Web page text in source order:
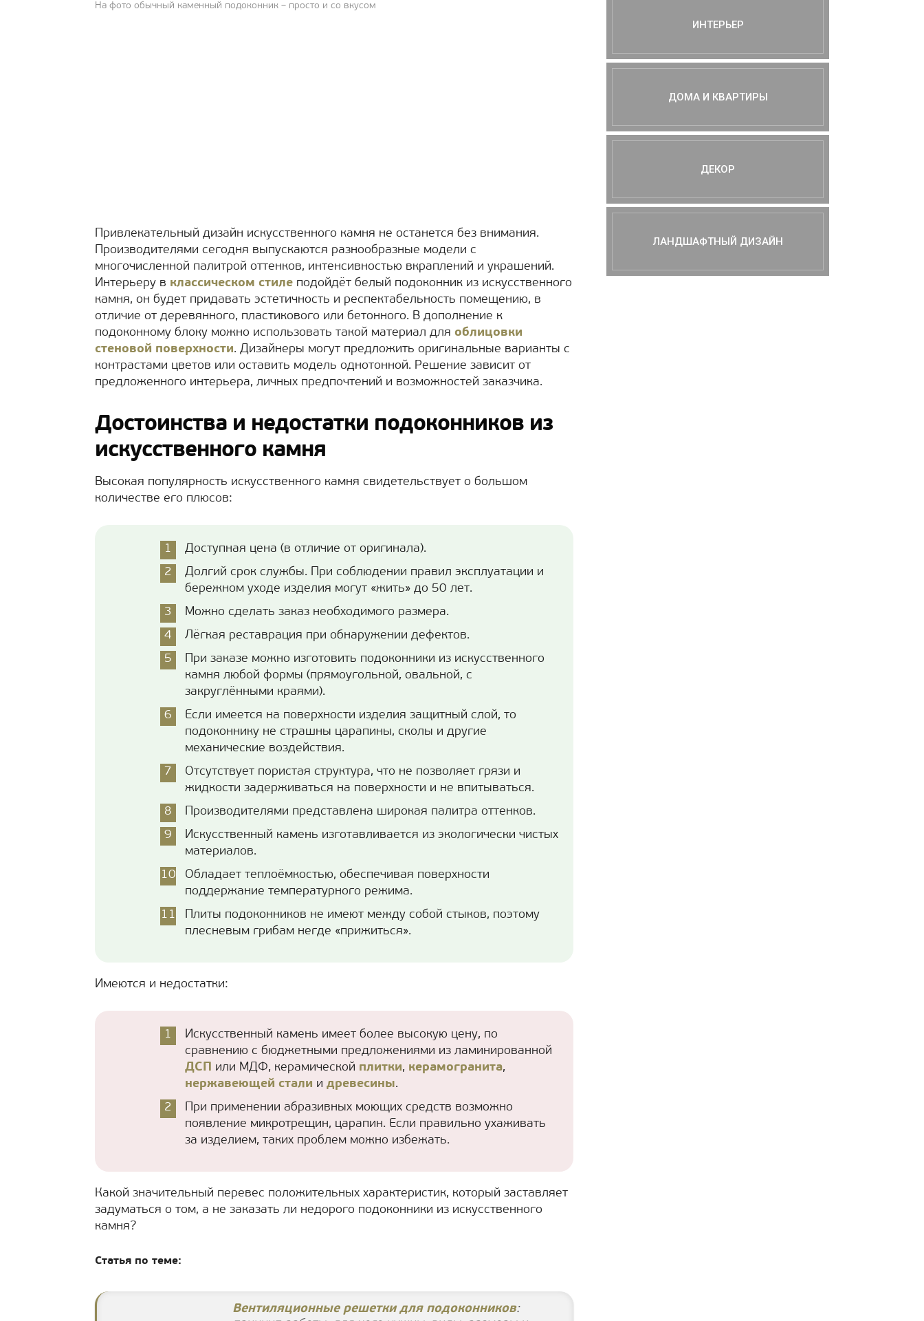
На фото обычный каменный подоконник – просто и со вкусом
Привлекательный дизайн искусственного камня не останется без внимания.
Производителями сегодня выпускаются разнообразные модели с
многочисленной палитрой оттенков, интенсивностью вкраплений и украшений.
Интерьеру в классическом стиле подойдёт белый подоконник из искусственного
камня, он будет придавать эстетичность и респектабельность помещению, в
отличие от деревянного, пластикового или бетонного. В дополнение к
подоконному блоку можно использовать такой материал для облицовки
стеновой поверхности. Дизайнеры могут предложить оригинальные варианты с
контрастами цветов или оставить модель однотонной. Решение зависит от
предложенного интерьера, личных предпочтений и возможностей заказчика.
Достоинства и недостатки подоконников из
искусственного камня
Высокая популярность искусственного камня свидетельствует о большом
количестве его плюсов:
Доступная цена (в отличие от оригинала).
Долгий срок службы. При соблюдении правил эксплуатации и
бережном уходе изделия могут «жить» до 50 лет.
Можно сделать заказ необходимого размера.
Лёгкая реставрация при обнаружении дефектов.
При заказе можно изготовить подоконники из искусственного
камня любой формы (прямоугольной, овальной, с
закруглёнными краями).
Если имеется на поверхности изделия защитный слой, то
подоконнику не страшны царапины, сколы и другие
механические воздействия.
Отсутствует пористая структура, что не позволяет грязи и
жидкости задерживаться на поверхности и не впитываться.
Производителями представлена широкая палитра оттенков.
Искусственный камень изготавливается из экологически чистых
материалов.
Обладает теплоёмкостью, обеспечивая поверхности
поддержание температурного режима.
Плиты подоконников не имеют между собой стыков, поэтому
плесневым грибам негде «прижиться».
Имеются и недостатки:
Искусственный камень имеет более высокую цену, по
сравнению с бюджетными предложениями из ламинированной
ДСП или МДФ, керамической плитки, керамогранита,
нержавеющей стали и древесины.
При применении абразивных моющих средств возможно
появление микротрещин, царапин. Если правильно ухаживать
за изделием, таких проблем можно избежать.
Какой значительный перевес положительных характеристик, который заставляет
задуматься о том, а не заказать ли недорого подоконники из искусственного
камня?
Статья по теме:
Вентиляционные решетки для подоконников:
ИНТЕРЬЕР
ДОМА И КВАРТИРЫ
ДЕКОР
ЛАНДШАФТНЫЙ ДИЗАЙН